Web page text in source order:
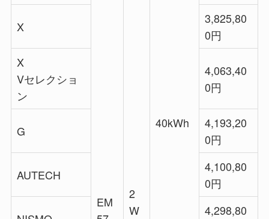
EM
2
W
40kWh
X
3,825,80
0円
X
Vセレクショ
ン
4,063,40
0円
G
4,193,20
0円
AUTECH
4,100,80
0円
4,298,80